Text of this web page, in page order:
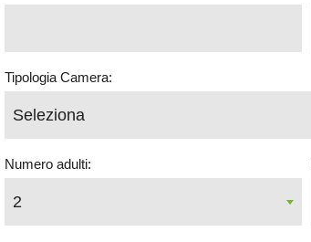
Tipologia Camera:
Numero adulti: